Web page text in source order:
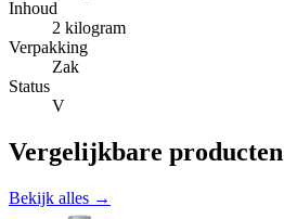
Inhoud
2 kilogram
Verpakking
Zak
Status
V
Vergelijkbare producten
Bekijk alles →